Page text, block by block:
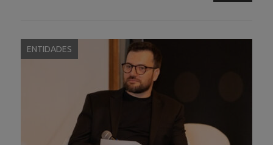
ENTIDADES